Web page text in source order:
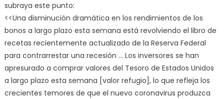
subraya este punto:
<<Una disminución dramática en los rendimientos de los
bonos a largo plazo esta semana está revolviendo el libro de
recetas recientemente actualizado de la Reserva Federal
para contrarrestar una recesión … Los inversores se han
apresurado a comprar valores del Tesoro de Estados Unidos
a largo plazo esta semana [valor refugio], lo que refleja los
crecientes temores de que el nuevo coronavirus produzca